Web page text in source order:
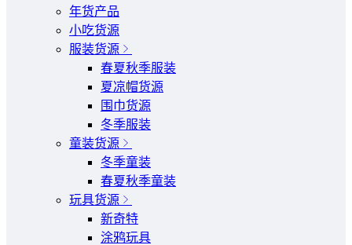
年货产品
小吃货源
服装货源
春夏秋季服装
夏凉帽货源
围巾货源
冬季服装
童装货源
冬季童装
春夏秋季童装
玩具货源
新奇特
涂鸦玩具